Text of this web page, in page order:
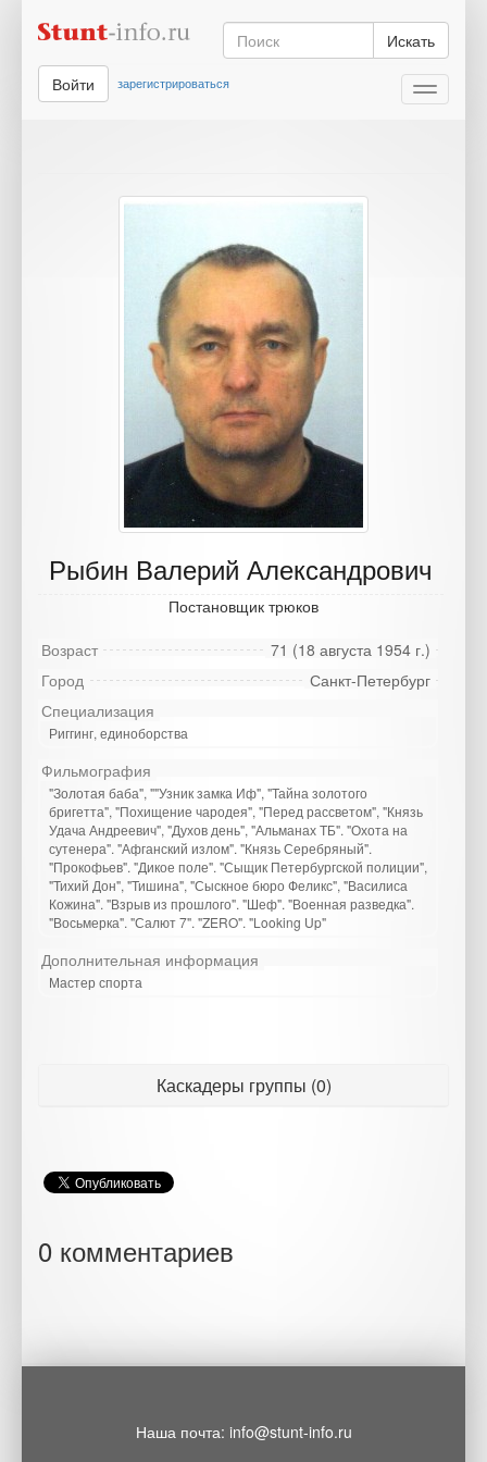
Искать
Toggle
Войти зарегистрироваться
Рыбин Валерий Александрович
Постановщик трюков
71 (18 августа 1954 г.)
Возраст
Санкт-Петербург
Город
Специализация
Риггинг, единоборства
Фильмография
"Золотая баба", ""Узник замка Иф", "Тайна золотого
бригетта", "Похищение чародея", "Перед рассветом", "Князь
Удача Андреевич", "Духов день", "Альманах ТБ". "Охота на
сутенера". "Афганский излом". "Князь Серебряный".
"Прокофьев". "Дикое поле". "Сыщик Петербургской полиции",
"Тихий Дон", "Тишина", "Сыскное бюро Феликс", "Василиса
Кожина". "Взрыв из прошлого". "Шеф". "Военная разведка".
"Восьмерка". "Салют 7". "ZERO". "Looking Up"
Дополнительная информация
Мастер спорта
Каскадеры группы (0)
0 комментариев
Наша почта: info@stunt-info.ru